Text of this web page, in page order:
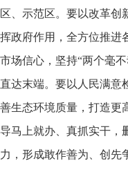
、示范区。要以改革创
政府作用，全方位推进
场信心，坚持“两个毫
达末端。要以人民满意
生态环境质量，打造更
马上就办、真抓实干，
，形成敢作善为、创先